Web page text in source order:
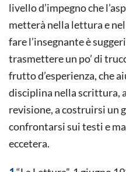
livello d’impegno che
metterà nella lettura e
fare l’insegnante è
trasmettere un po’ di
frutto d’esperienza, che
disciplina nella scrittura,
revisione, a costruirsi un
confrontarsi sui testi e
eccetera.